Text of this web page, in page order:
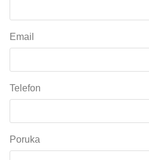
Email
Telefon
Poruka